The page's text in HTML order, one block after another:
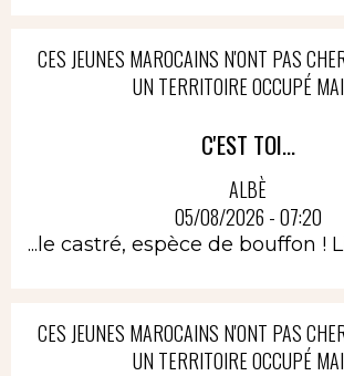
CES JEUNES MAROCAINS N'ONT PAS
UN TERRITOIRE OCCUPÉ
C'EST TOI...
ALBÈ
05/08/2026 - 07:20
...le castré, espèce de bouffon !
CES JEUNES MAROCAINS N'ONT PAS
UN TERRITOIRE OCCUPÉ